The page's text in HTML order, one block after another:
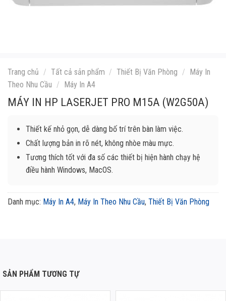
Trang chủ / Tất cả sản phẩm / Thiết Bị Văn Phòng / Máy In
Theo Nhu Cầu / Máy In A4
MÁY IN HP LASERJET PRO M15A (W2G50A)
Thiết kế nhỏ gọn, dễ dàng bố trí trên bàn làm việc.
Chất lượng bản in rõ nét, không nhòe màu mực.
Tương thích tốt với đa số các thiết bị hiện hành chạy hệ
điều hành Windows, MacOS.
Danh mục: Máy In A4, Máy In Theo Nhu Cầu, Thiết Bị Văn Phòng
SẢN PHẨM TƯƠNG TỰ